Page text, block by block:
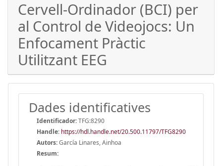
Cervell-Ordinador (BCI) per
al Control de Videojocs: Un
Enfocament Pràctic
Utilitzant EEG
Dades identificatives
Identificador:TFG:8290
Handle: https://hdl.handle.net/20.500.11797/TFG8290
Autors:García Linares, Ainhoa
Resum: